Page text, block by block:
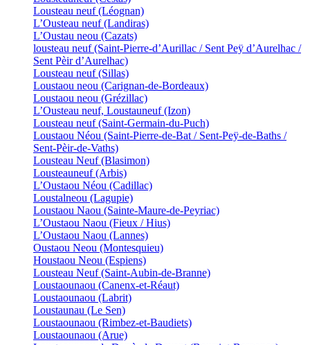
Lousteau neuf (Léognan)
L’Ousteau neuf (Landiras)
L’Oustau neou (Cazats)
lousteau neuf (Saint-Pierre-d’Aurillac / Sent Peÿ d’Aurelhac /
Sent Pèir d’Aurelhac)
Lousteau neuf (Sillas)
Loustaou neou (Carignan-de-Bordeaux)
Loustaou neou (Grézillac)
L’Ousteau neuf, Loustauneuf (Izon)
Lousteau neuf (Saint-Germain-du-Puch)
Loustaou Néou (Saint-Pierre-de-Bat / Sent-Peÿ-de-Baths /
Sent-Pèir-de-Vaths)
Lousteau Neuf (Blasimon)
Lousteauneuf (Arbis)
L’Oustaou Néou (Cadillac)
Loustalneou (Lagupie)
Loustaou Naou (Sainte-Maure-de-Peyriac)
L’Oustaou Naou (Fieux / Hius)
L’Oustaou Naou (Lannes)
Oustaou Neou (Montesquieu)
Houstaou Neou (Espiens)
Lousteau Neuf (Saint-Aubin-de-Branne)
Loustaounaou (Canenx-et-Réaut)
Loustaounaou (Labrit)
Loustaunau (Le Sen)
Loustaounaou (Rimbez-et-Baudiets)
Loustaounaou (Arue)